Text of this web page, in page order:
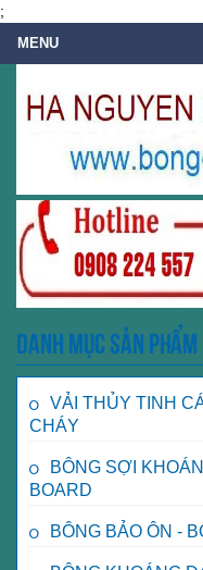
;
Danh mục sản phẩm
VẢI THỦY TINH
CHÁY
BÔNG SỢI
BOARD
BÔNG BẢO ÔN -